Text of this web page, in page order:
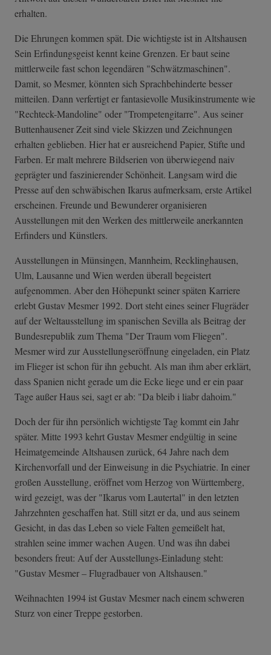
erhalten.
Die Ehrungen kommen spät. Die wichtigste ist in Altshausen
Sein Erfindungsgeist kennt keine Grenzen. Er baut seine
mittlerweile fast schon legendären "Schwätzmaschinen".
Damit, so Mesmer, könnten sich Sprachbehinderte besser
mitteilen. Dann verfertigt er fantasievolle Musikinstrumente wie
"Rechteck-Mandoline" oder "Trompetengitarre". Aus seiner
Buttenhausener Zeit sind viele Skizzen und Zeichnungen
erhalten geblieben. Hier hat er ausreichend Papier, Stifte und
Farben. Er malt mehrere Bildserien von überwiegend naiv
geprägter und faszinierender Schönheit. Langsam wird die
Presse auf den schwäbischen Ikarus aufmerksam, erste Artikel
erscheinen. Freunde und Bewunderer organisieren
Ausstellungen mit den Werken des mittlerweile anerkannten
Erfinders und Künstlers.
Ausstellungen in Münsingen, Mannheim, Recklinghausen,
Ulm, Lausanne und Wien werden überall begeistert
aufgenommen. Aber den Höhepunkt seiner späten Karriere
erlebt Gustav Mesmer 1992. Dort steht eines seiner Flugräder
auf der Weltausstellung im spanischen Sevilla als Beitrag der
Bundesrepublik zum Thema "Der Traum vom Fliegen".
Mesmer wird zur Ausstellungseröffnung eingeladen, ein Platz
im Flieger ist schon für ihn gebucht. Als man ihm aber erklärt,
dass Spanien nicht gerade um die Ecke liege und er ein paar
Tage außer Haus sei, sagt er ab: "Da bleib i liabr dahoim."
Doch der für ihn persönlich wichtigste Tag kommt ein Jahr
später. Mitte 1993 kehrt Gustav Mesmer endgültig in seine
Heimatgemeinde Altshausen zurück, 64 Jahre nach dem
Kirchenvorfall und der Einweisung in die Psychiatrie. In einer
großen Ausstellung, eröffnet vom Herzog von Württemberg,
wird gezeigt, was der "Ikarus vom Lautertal" in den letzten
Jahrzehnten geschaffen hat. Still sitzt er da, und aus seinem
Gesicht, in das das Leben so viele Falten gemeißelt hat,
strahlen seine immer wachen Augen. Und was ihn dabei
besonders freut: Auf der Ausstellungs-Einladung steht:
"Gustav Mesmer – Flugradbauer von Altshausen."
Weihnachten 1994 ist Gustav Mesmer nach einem schweren
Sturz von einer Treppe gestorben.